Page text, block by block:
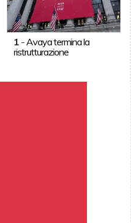
1 - Avaya termina la
ristrutturazione